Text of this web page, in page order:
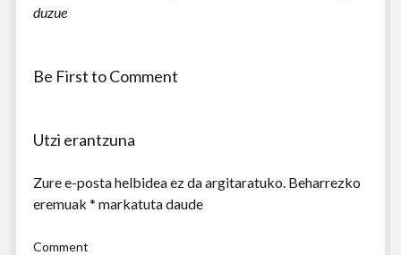
duzue
Be First to Comment
Utzi erantzuna
Zure e-posta helbidea ez da argitaratuko. Beharrezko
eremuak * markatuta daude
Comment